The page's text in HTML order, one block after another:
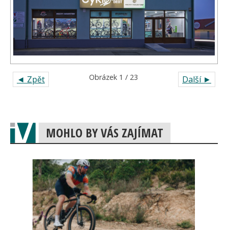
◄ Zpět Další ►
Obrázek 1 / 23
MOHLO BY VÁS ZAJÍMAT